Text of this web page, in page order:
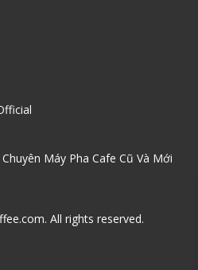
Máy Pha Cafe Cũ Và Mới
All rights reserved.